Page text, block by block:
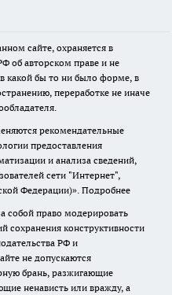
сайте, охраняется в
об авторском праве и не
какой бы то ни было форме, в
переработке не иначе
рекомендательные
предоставления
и анализа сведений,
сети "Интернет",
Федерации)». Подробнее
собой право модерировать
сохранения конструктивности
РФ и
не допускаются
брань, разжигающие
ненависть или вражду, а